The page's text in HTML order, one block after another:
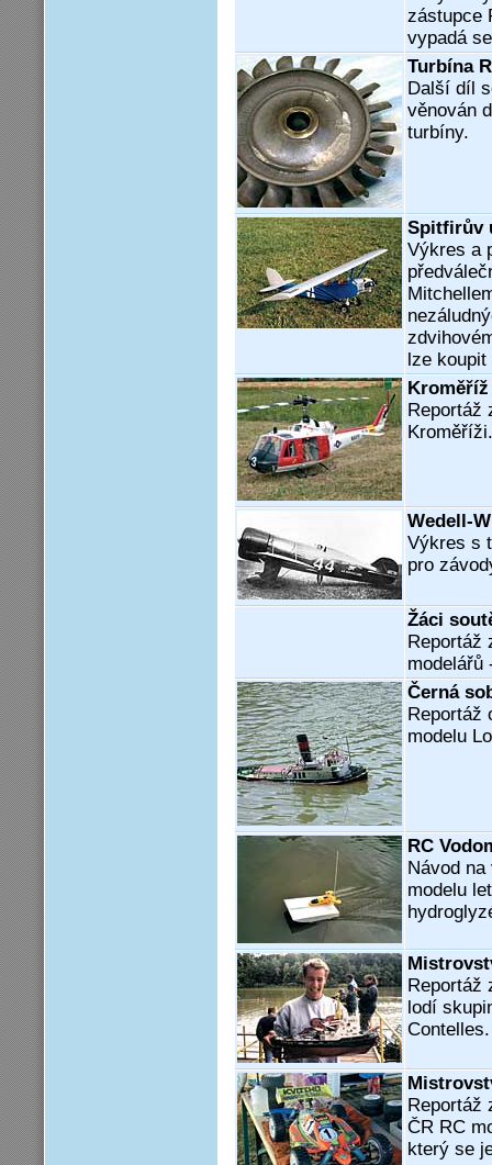
zástupce
vypadá
Turbína
Další díl
věnován
turbíny.
Spitfirův
Výkres a
lze
Kroměříž
Reportáž
Kroměříži.
Wedell-
Výkres s
pro
Žáci
Reportáž
modelářů
Černá
Reportáž
modelu
RC
Návod
modelu
Reportáž
lodí
Contelles.
Reportáž
ČR RC
který se